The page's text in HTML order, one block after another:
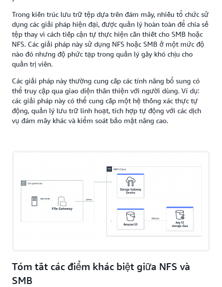
Trong kiến trúc lưu trữ tệp dựa trên đám mây, nhiều tổ chức sử
dụng các giải pháp hiện đại, được quản lý hoàn toàn để chia sẻ
tệp thay vì cách tiếp cận tự thực hiện cần thiết cho SMB hoặc
NFS. Các giải pháp này sử dụng NFS hoặc SMB ở một mức độ
nào đó nhưng độ phức tạp trong quản lý gây khó chịu cho
quản trị viên.
Các giải pháp này thường cung cấp các tính năng bổ sung có
thể truy cập qua giao diện thân thiện với người dùng. Ví dụ:
các giải pháp này có thể cung cấp một hệ thống xác thực tự
động, quản lý lưu trữ linh hoạt, tích hợp tự động với các dịch
vụ đám mây khác và kiểm soát bảo mật nâng cao.
Tóm tắt các điểm khác biệt giữa NFS và
SMB